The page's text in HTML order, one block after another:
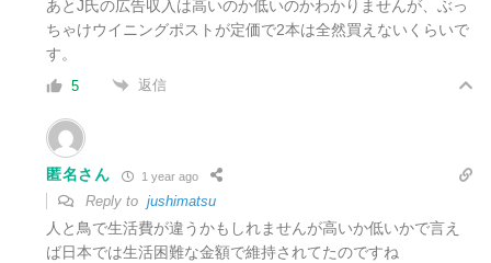
あとJ氏の広告収入は高いのか低いのかわかりませんが、ぶっ
ちゃけウイニングポストが定価で2本は全然買えないくらいで
す。
5 返信
匿名さん 1 year ago
Reply to jushimatsu
人と鳥で生活費が違うかもしれませんが高いか低いかで言え
ば日本では生活困難な金額で維持されてたのですね